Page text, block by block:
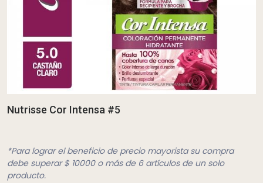
Nutrisse Cor Intensa #5
*Para lograr el beneficio de precio mayorista su compra
debe superar $ 10000 o más de 6 artículos de un solo
producto.